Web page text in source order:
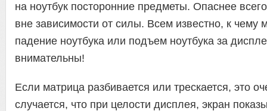
на ноутбук посторонние предметы. Опаснее
вне зависимости от силы. Всем известно, к чему
падение ноутбука или подъем ноутбука за
внимательны!
Если матрица разбивается или трескается, это
случается, что при целости дисплея, экран